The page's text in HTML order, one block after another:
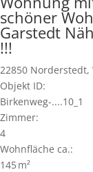
schöner
Garstedt
!!!
22850 Norderstedt,
Objekt ID:
Birkenweg-....10_1
Zimmer:
4
Wohnfläche ca.:
145 m²